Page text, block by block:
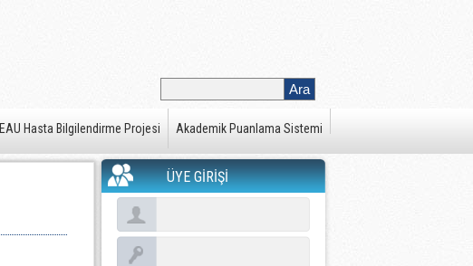
EAU Hasta Bilgilendirme Projesi Akademik Puanlama Sistemi
ÜYE GİRİŞİ